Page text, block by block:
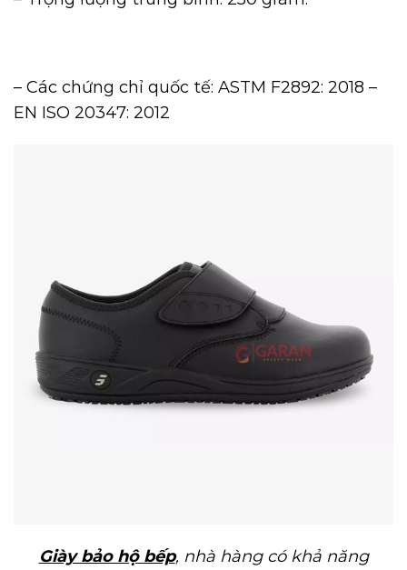
– Các chứng chỉ quốc tế: ASTM F2892: 2018 –
EN ISO 20347: 2012
Giày bảo hộ bếp, nhà hàng có khả năng